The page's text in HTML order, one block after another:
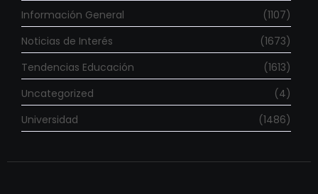
Información General
(1107)
Noticias de Interés
(1673)
Tendencias Educación
(1613)
Uncategorized
(4)
Universidad
(1486)